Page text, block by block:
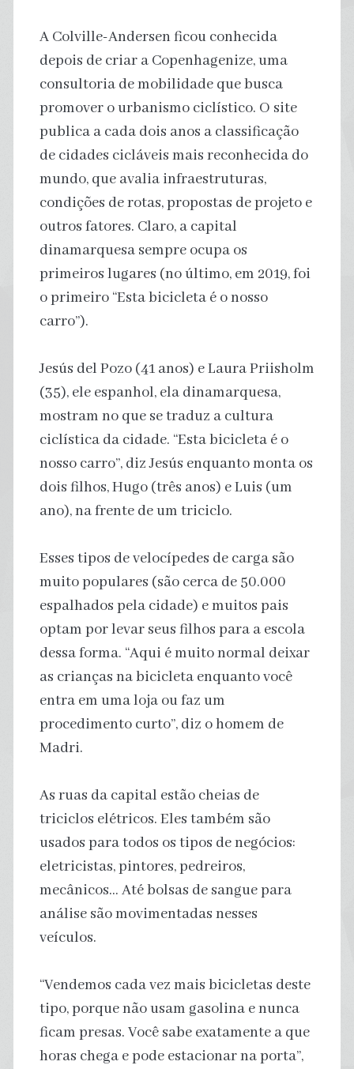
A Colville-Andersen ficou conhecida
depois de criar a Copenhagenize, uma
consultoria de mobilidade que busca
promover o urbanismo ciclístico. O site
publica a cada dois anos a classificação
de cidades cicláveis ​​mais reconhecida do
mundo, que avalia infraestruturas,
condições de rotas, propostas de projeto e
outros fatores. Claro, a capital
dinamarquesa sempre ocupa os
primeiros lugares (no último, em 2019, foi
o primeiro “Esta bicicleta é o nosso
carro”).
Jesús del Pozo (41 anos) e Laura Priisholm
(35), ele espanhol, ela dinamarquesa,
mostram no que se traduz a cultura
ciclística da cidade. “Esta bicicleta é o
nosso carro”, diz Jesús enquanto monta os
dois filhos, Hugo (três anos) e Luis (um
ano), na frente de um triciclo.
Esses tipos de velocípedes de carga são
muito populares (são cerca de 50.000
espalhados pela cidade) e muitos pais
optam por levar seus filhos para a escola
dessa forma. “Aqui é muito normal deixar
as crianças na bicicleta enquanto você
entra em uma loja ou faz um
procedimento curto”, diz o homem de
Madri.
As ruas da capital estão cheias de
triciclos elétricos. Eles também são
usados ​​para todos os tipos de negócios:
eletricistas, pintores, pedreiros,
mecânicos… Até bolsas de sangue para
análise são movimentadas nesses
veículos.
“Vendemos cada vez mais bicicletas deste
tipo, porque não usam gasolina e nunca
ficam presas. Você sabe exatamente a que
horas chega e pode estacionar na porta”,